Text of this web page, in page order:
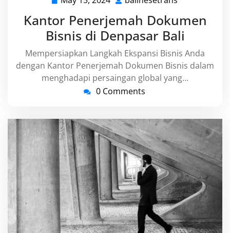
2024
Kantor Penerjemah Dokumen
Bisnis di Denpasar Bali
Mempersiapkan Langkah Ekspansi Bisnis Anda
dengan Kantor Penerjemah Dokumen Bisnis dalam
menghadapi persaingan global yang…
0 Comments